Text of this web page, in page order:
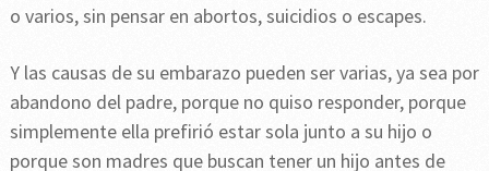
o varios, sin pensar en abortos, suicidios o escapes.
Y las causas de su embarazo pueden ser varias, ya sea por
abandono del padre, porque no quiso responder, porque
simplemente ella prefirió estar sola junto a su hijo o
porque son madres que buscan tener un hijo antes de